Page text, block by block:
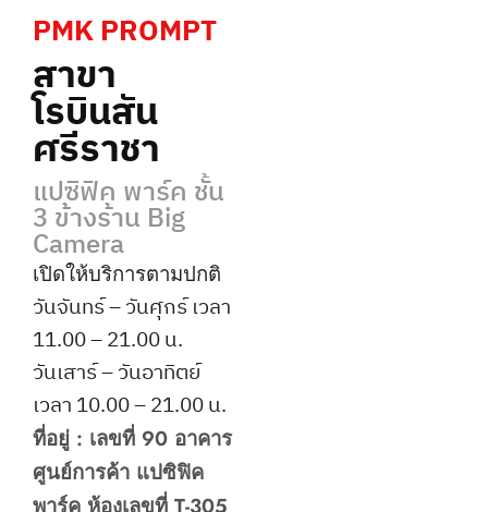
PMK PROMPT
สาขา
โรบินสัน
ศรีราชา
แปซิฟิค พาร์ค ชั้น
3 ข้างร้าน Big
Camera
เปิดให้บริการตามปกติ
วันจันทร์ – วันศุกร์เวลา
11.00 – 21.00 น.
วันเสาร์ – วันอาทิตย์
เวลา 10.00 – 21.00 น.
ที่อยู่ : เลขที่ 90 อาคาร
ศูนย์การค้า แปซิฟิค